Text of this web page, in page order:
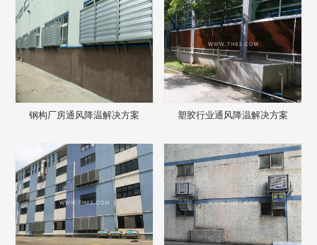
钢构厂房通风降温解决方案 塑胶行业通风降温解决方案